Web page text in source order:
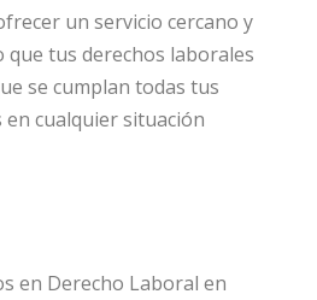
un servicio cercano y
que tus derechos laborales
se cumplan todas tus
cualquier situación
en Derecho Laboral en